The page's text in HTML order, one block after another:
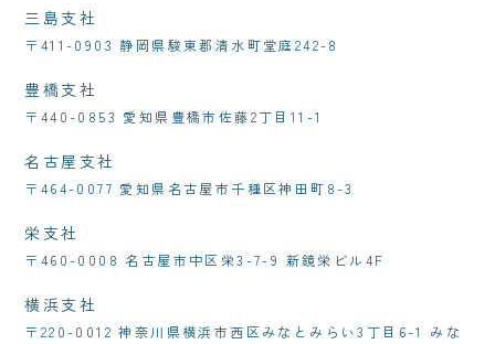
三島支社
〒411-0903 静岡県駿東郡清水町堂庭242-8
豊橋支社
〒440-0853 愛知県豊橋市佐藤2丁目11-1
名古屋支社
〒464-0077 愛知県名古屋市千種区神田町8-3
栄支社
〒460-0008 名古屋市中区栄3-7-9 新鏡栄ビル4F
横浜支社
〒220-0012 神奈川県横浜市西区みなとみらい3丁目6-1 みな